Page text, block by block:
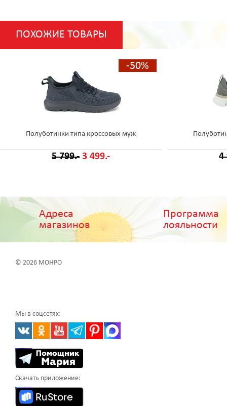
ПОХОЖИЕ ТОВАРЫ
-50%
Полуботинки типа кроссовых муж
5 799.- 3 499.- 4
Адреса
магазинов
Программа
лояльности
© 2026 МОНРО
Мы в соцсетях:
Скачать приложение: